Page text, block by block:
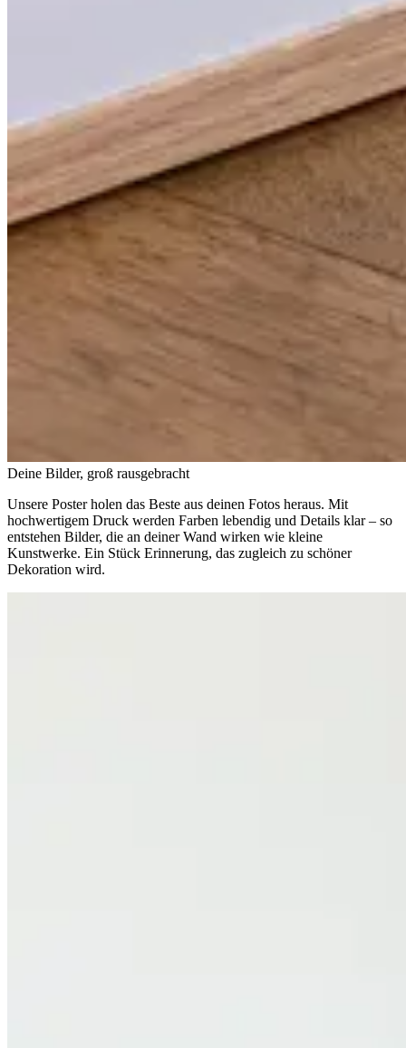
Deine Bilder, groß rausgebracht
Unsere Poster holen das Beste aus deinen Fotos heraus. Mit
hochwertigem Druck werden Farben lebendig und Details klar – so
entstehen Bilder, die an deiner Wand wirken wie kleine
Kunstwerke. Ein Stück Erinnerung, das zugleich zu schöner
Dekoration wird.